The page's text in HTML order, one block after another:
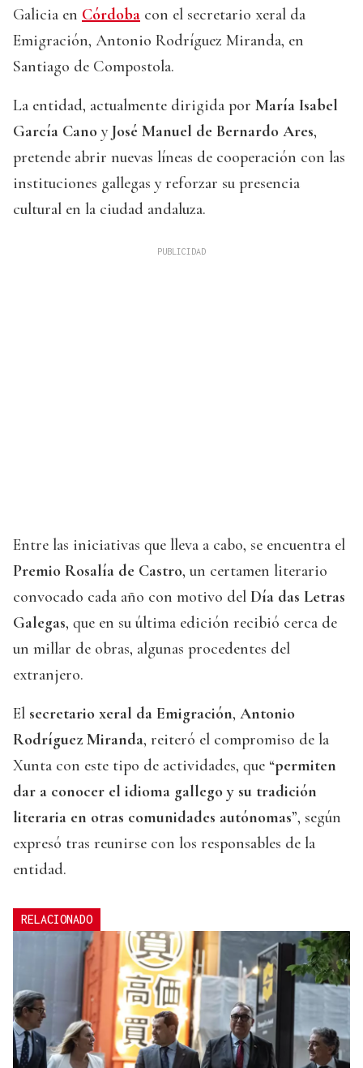
Galicia en Córdoba con el secretario xeral da
Emigración, Antonio Rodríguez Miranda, en
Santiago de Compostola.
La entidad, actualmente dirigida por María Isabel
García Cano yJosé Manuel de Bernardo Ares,
pretende abrir nuevas líneas de cooperación con las
instituciones gallegas y reforzar su presencia
cultural en la ciudad andaluza.
Entre las iniciativas que lleva a cabo, se encuentra el
Premio Rosalía de Castro, un certamen literario
convocado cada año con motivo del Día das Letras
Galegas, que en su última edición recibió cerca de
un millar de obras, algunas procedentes del
extranjero.
El secretario xeral da Emigración, Antonio
Rodríguez Miranda, reiteró el compromiso de la
Xunta con este tipo de actividades, que “permiten
dar a conocer el idioma gallego y su tradición
literaria en otras comunidades autónomas”, según
expresó tras reunirse con los responsables de la
entidad.
RELACIONADO